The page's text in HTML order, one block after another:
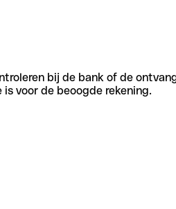
bij de bank of de
voor de beoogde rekening.